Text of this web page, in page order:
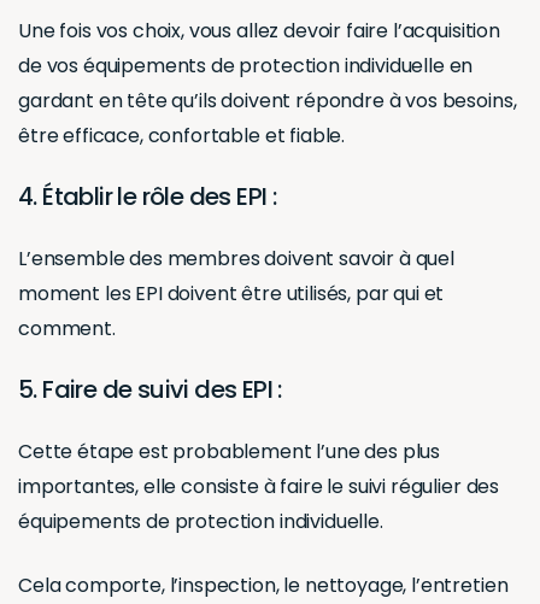
Une fois vos choix, vous allez devoir faire l’acquisition
de vos équipements de protection individuelle en
gardant en tête qu’ils doivent répondre à vos besoins,
être efficace, confortable et fiable.
4. Établir le rôle des EPI :
L’ensemble des membres doivent savoir à quel
moment les EPI doivent être utilisés, par qui et
comment.
5. Faire de suivi des EPI :
Cette étape est probablement l’une des plus
importantes, elle consiste à faire le suivi régulier des
équipements de protection individuelle.
Cela comporte, l’inspection, le nettoyage, l’entretien